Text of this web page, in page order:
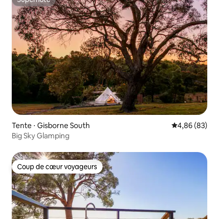
Superhôte
Tente ⋅ Gisborne South Évaluation
4,86 (83)
Big Sky Glamping
Coup de cœur voyageurs
Coup de cœur voyageurs